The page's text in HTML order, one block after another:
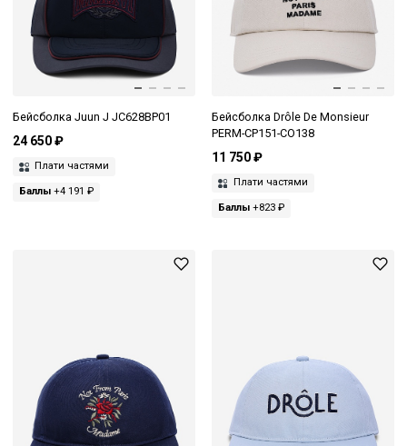
Бейсболка Juun J JC628BP01
24 650 ₽
Плати частями
Баллы +4 191 ₽
Бейсболка Drôle De Monsieur
PERM-CP151-CO138
11 750 ₽
Плати частями
Баллы+823 ₽